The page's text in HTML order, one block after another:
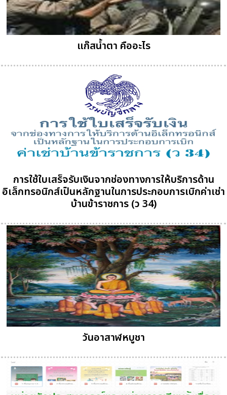
แก๊สน้ำตา คืออะไร
การใช้ใบเสร็จรับเงินจากช่องทางการให้บริการด้าน
อิเล็กทรอนิกส์เป็นหลักฐานในการประกอบการเบิกค่าเช่า
บ้านข้าราชการ (ว 34)
วันอาสาฬหบูชา